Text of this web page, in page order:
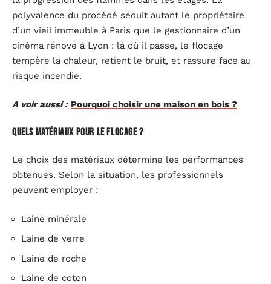
polyvalence du procédé séduit autant le propriétaire
d’un vieil immeuble à Paris que le gestionnaire d’un
cinéma rénové à Lyon : là où il passe, le flocage
tempère la chaleur, retient le bruit, et rassure face au
risque incendie.
A voir aussi : Pourquoi choisir une maison en bois ?
Quels matériaux pour le flocage ?
Le choix des matériaux détermine les performances
obtenues. Selon la situation, les professionnels
peuvent employer :
Laine minérale
Laine de verre
Laine de roche
Laine de coton